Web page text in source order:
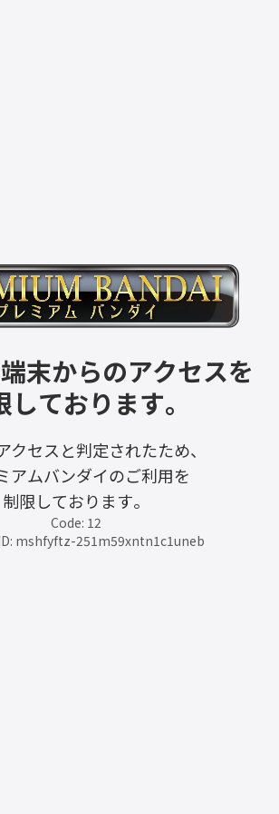
末からのアクセスを
しております。
クセスと判定されたため、
アムバンダイのご利用を
制限しております。
Code: 12
mshfyftz-251m59xntn1c1uneb